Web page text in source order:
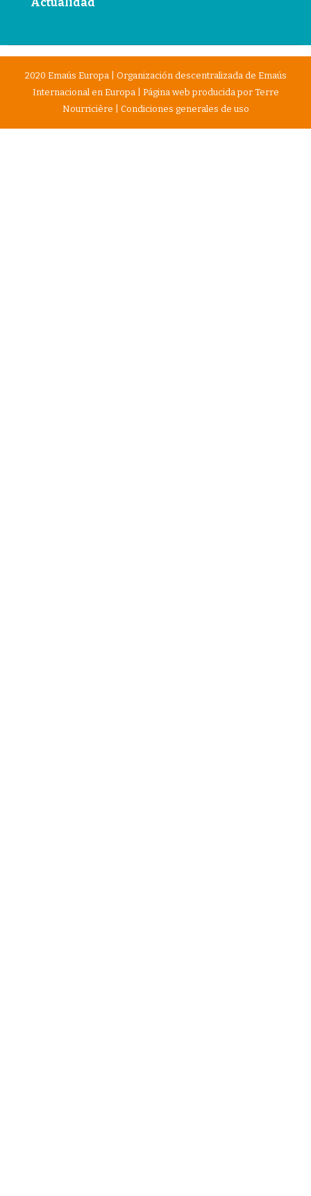
2020 Emaús Europa | Organización descentralizada de Emaús
Internacional en Europa | Página web producida por Terre
Nourricière
Condiciones generales de uso